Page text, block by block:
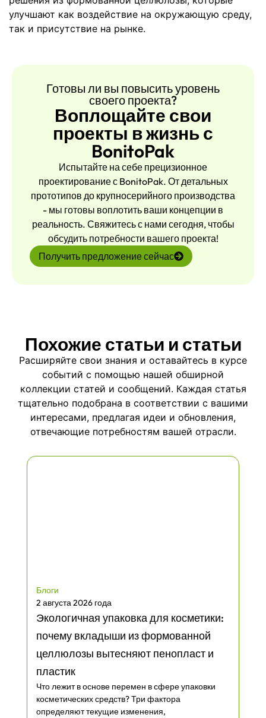
улучшают как воздействие на окружающую среду,
так и присутствие на рынке.
Готовы ли вы повысить уровень
своего проекта?
Воплощайте свои
проекты в жизнь с
BonitoPak
Испытайте на себе прецизионное
проектирование с BonitoPak. От детальных
прототипов до крупносерийного производства
- мы готовы воплотить ваши концепции в
реальность. Свяжитесь с нами сегодня, чтобы
обсудить потребности вашего проекта!
Получить предложение сейчас
Похожие статьи и статьи
Расширяйте свои знания и оставайтесь в курсе
событий с помощью нашей обширной
коллекции статей и сообщений. Каждая статья
тщательно подобрана в соответствии с вашими
интересами, предлагая идеи и обновления,
отвечающие потребностям вашей отрасли.
Блоги
2 августа 2026 года
Экологичная упаковка для косметики:
почему вкладыши из формованной
целлюлозы вытесняют пенопласт и
пластик
Что лежит в основе перемен в сфере упаковки
косметических средств? Три фактора
определяют текущие изменения,